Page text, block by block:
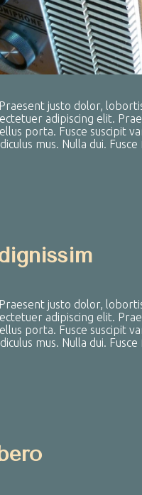
justo dolor,
adipiscing elit.
porta. Fusce suscipit
mus. Nulla dui.
justo dolor,
adipiscing elit.
porta. Fusce suscipit
mus. Nulla dui.